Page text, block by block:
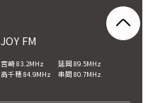
JOY FM
宮崎 83.2MHz 延岡 89.5MHz
高千穂 84.9MHz 串間 80.7MHz